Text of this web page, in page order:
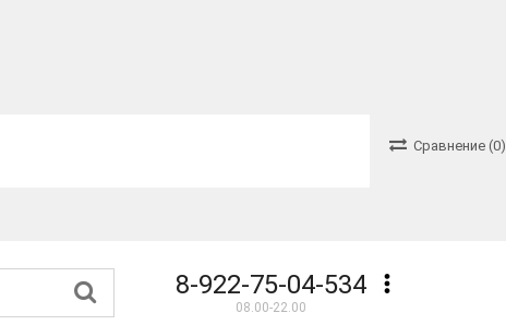
Сравнение (0)
8-922-75-04-534
08.00-22.00